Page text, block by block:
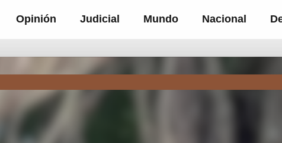
Opinión Judicial Mundo Nacional